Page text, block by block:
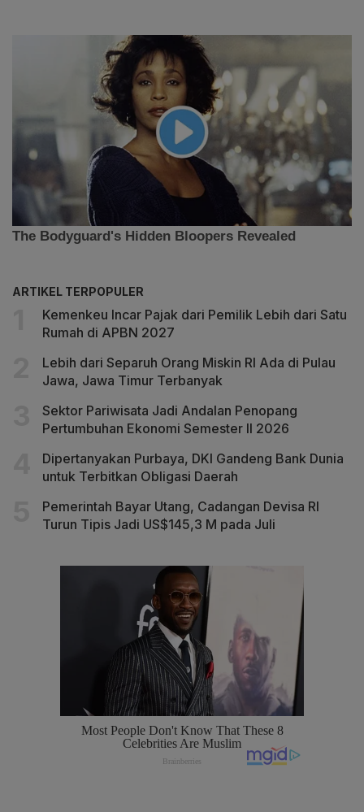
ARTIKEL TERPOPULER
Kemenkeu Incar Pajak dari Pemilik Lebih dari Satu
Rumah di APBN 2027
Lebih dari Separuh Orang Miskin RI Ada di Pulau
Jawa, Jawa Timur Terbanyak
Sektor Pariwisata Jadi Andalan Penopang
Pertumbuhan Ekonomi Semester II 2026
Dipertanyakan Purbaya, DKI Gandeng Bank Dunia
untuk Terbitkan Obligasi Daerah
Pemerintah Bayar Utang, Cadangan Devisa RI
Turun Tipis Jadi US$145,3 M pada Juli